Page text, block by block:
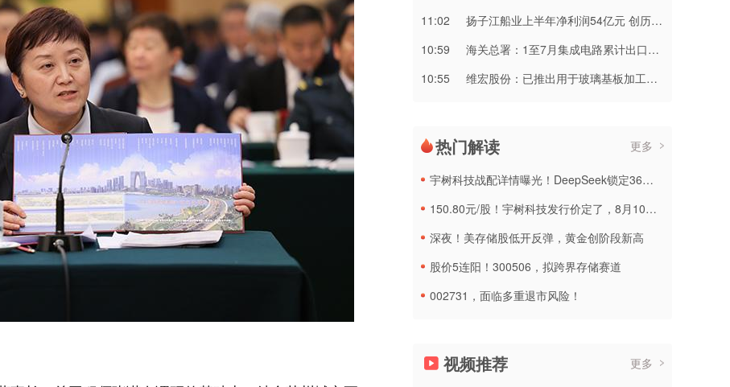
11:02
扬子江船业上半年净利润54亿元 创历史新高
10:59
海关总署：1至7月集成电路累计出口金额达2160.2亿美元 同比增长99.5%
10:55
维宏股份：已推出用于玻璃基板加工的切裂一体化产品
热门解读 更多
宇树科技战配详情曝光！DeepSeek锁定36个月，社保基金多个组合参与
150.80元/股！宇树科技发行价定了，8月10日申购
深夜！美存储股低开反弹，黄金创阶段新高
股价5连阳！300506，拟跨界存储赛道
002731，面临多重退市风险！
视频推荐 更多